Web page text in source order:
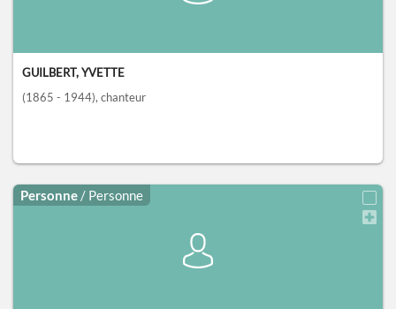
GUILBERT, YVETTE
(1865 - 1944), chanteur
Personne / Personne